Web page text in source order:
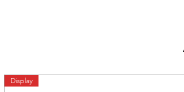
Display